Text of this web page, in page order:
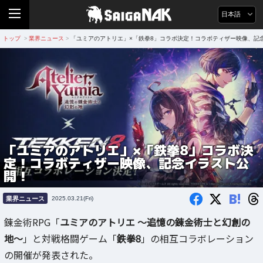
日本語
トップ > 業界ニュース > 「ユミアのアトリエ」×「鉄拳8」コラボ決定！コラボティザー映像、記
「ユミアのアトリエ」×「鉄拳8」コラボ決
定！コラボティザー映像、記念イラスト公
開！
業界ニュース 2025.03.21(Fri) B!
錬金術RPG「ユミアのアトリエ ～追憶の錬金術士と幻創の
地～」と対戦格闘ゲーム「鉄拳8」の相互コラボレーション
の開催が発表された。